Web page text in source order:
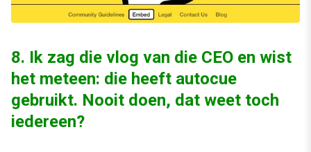
8. Ik zag die vlog van die CEO en wist
het meteen: die heeft autocue
gebruikt. Nooit doen, dat weet toch
iedereen?